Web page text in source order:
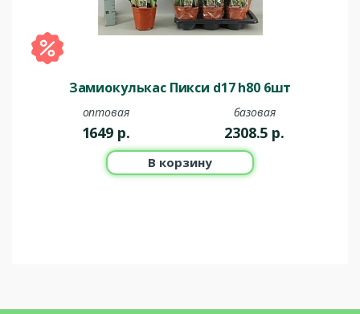
Замиокулькас Пикси d17 h80 6шт
оптовая
1649 р.
базовая
2308.5 р.
В корзину